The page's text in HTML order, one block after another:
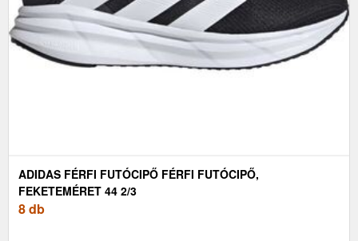
ADIDAS FÉRFI FUTÓCIPŐ FÉRFI FUTÓCIPŐ,
FEKETEMÉRET 44 2/3
8 db